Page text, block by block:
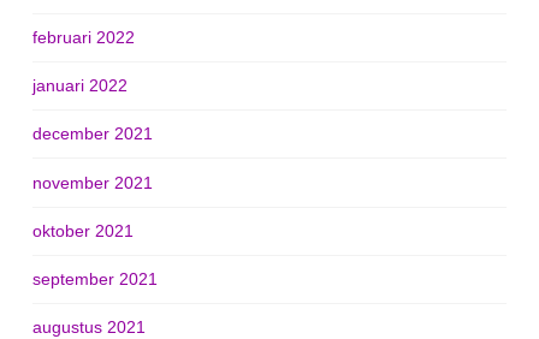
februari 2022
januari 2022
december 2021
november 2021
oktober 2021
september 2021
augustus 2021